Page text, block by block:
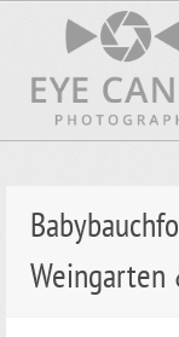
Weingarten